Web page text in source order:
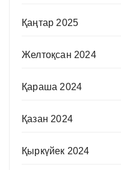
Қаңтар 2025
Желтоқсан 2024
Қараша 2024
Қазан 2024
Қыркүйек 2024